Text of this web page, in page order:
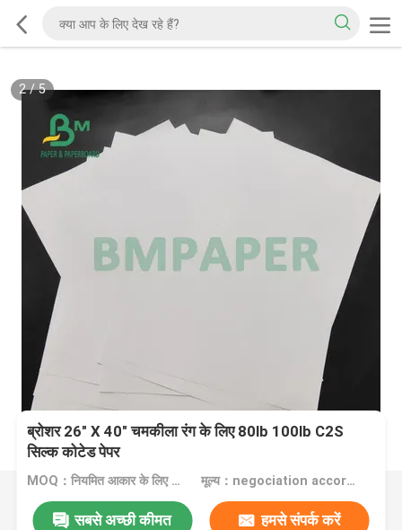
2/5
ब्रोशर 26" X 40" चमकीला रंग के लिए 80lb 100lb C2S
सिल्क कोटेड पेपर
MOQ：नियमित आकार के लिए 1 टन, विशेष आकार के लिए 10 टन मूल्य：negociation according to size, quantity and gsm
सबसे अच्छी कीमत हमसे संपर्क करें